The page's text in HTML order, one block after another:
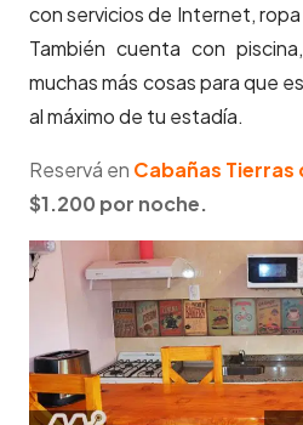
con servicios de Internet,
También cuenta con
muchas más cosas para que
al máximo de tu estadía.
Reservá en Cabañas Tierras
$1.200 por noche.